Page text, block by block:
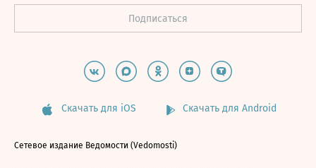
Скачать для iOS Скачать для Android
Сетевое издание Ведомости (Vedomosti)